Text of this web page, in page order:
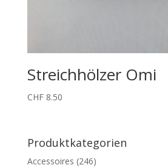
Streichhölzer Omi
CHF8.50
Produktkategorien
Accessoires (246)